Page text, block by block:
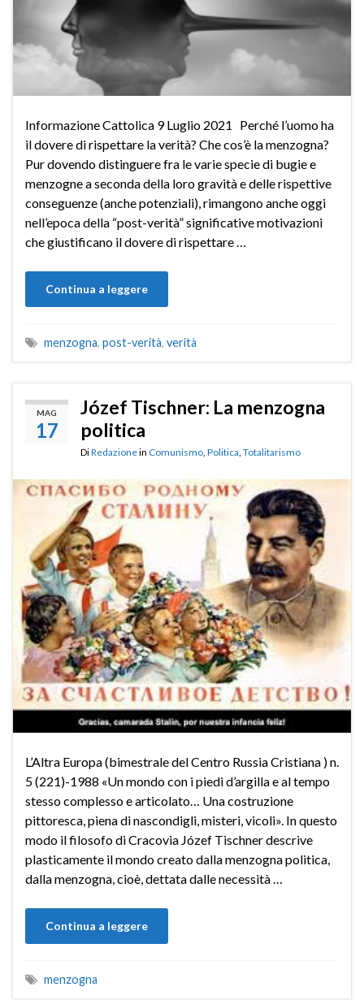
Informazione Cattolica 9 Luglio 2021 Perché l’uomo ha
il dovere di rispettare la verità? Che cos’è la menzogna?
Pur dovendo distinguere fra le varie specie di bugie e
menzogne a seconda della loro gravità e delle rispettive
conseguenze (anche potenziali), rimangono anche oggi
nell’epoca della “post-verità” significative motivazioni
che giustificano il dovere di rispettare …
Continua a leggere
menzogna, post-verità, verità
MAG
17
Józef Tischner: La menzogna
politica
DiRedazionein Comunismo, Politica, Totalitarismo
L’Altra Europa (bimestrale del Centro Russia Cristiana ) n.
5 (221)-1988 «Un mondo con i piedi d’argilla e al tempo
stesso complesso e articolato… Una costruzione
pittoresca, piena di nascondigli, misteri, vicoli». In questo
modo il filosofo di Cracovia Józef Tischner descrive
plasticamente il mondo creato dalla menzogna politica,
dalla menzogna, cioè, dettata dalle necessità …
Continua a leggere
menzogna